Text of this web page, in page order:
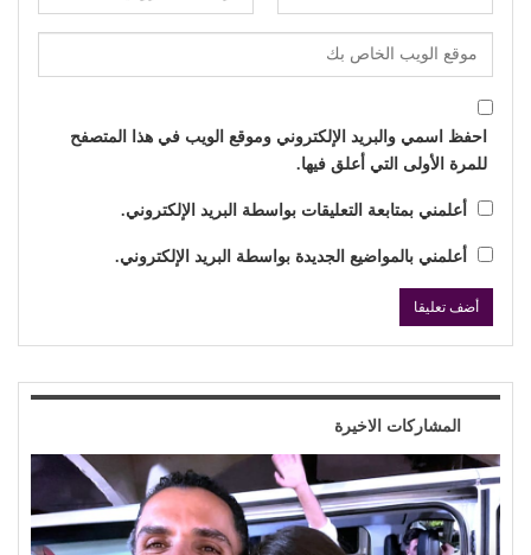
احفظ اسمي والبريد الإلكتروني وموقع الويب في هذا المتصفح
للمرة الأولى التي أعلق فيها.
أعلمني بمتابعة التعليقات بواسطة البريد الإلكتروني.
أعلمني بالمواضيع الجديدة بواسطة البريد الإلكتروني.
المشاركات الاخيرة